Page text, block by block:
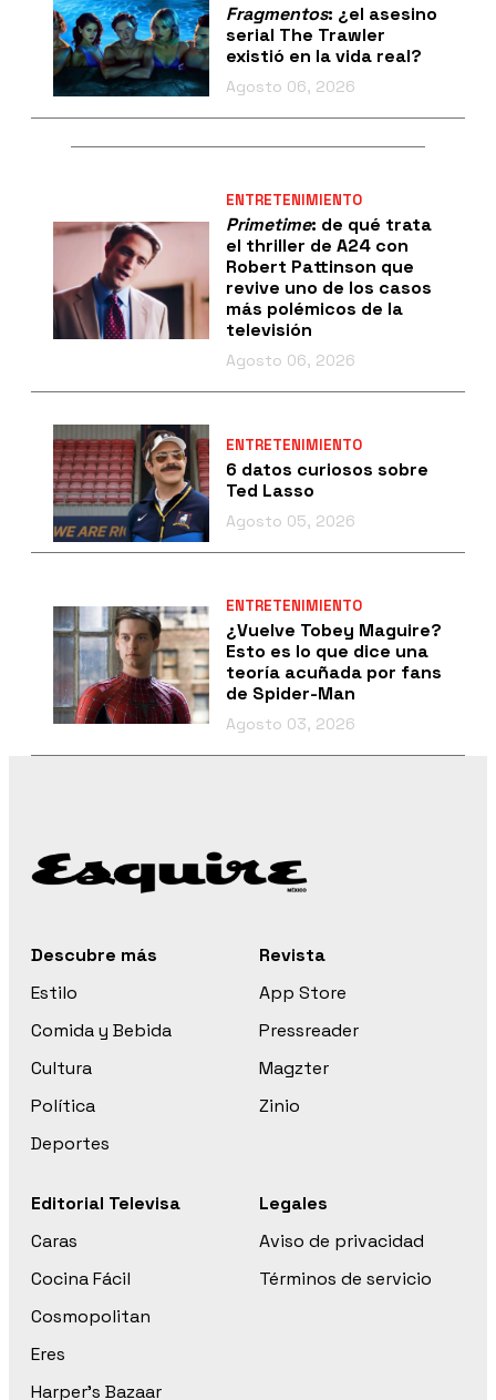
Fragmentos: ¿el asesino
serial The Trawler
existió en la vida real?
Agosto 06, 2026
ENTRETENIMIENTO
Primetime: de qué trata
el thriller de A24 con
Robert Pattinson que
revive uno de los casos
más polémicos de la
televisión
Agosto 06, 2026
ENTRETENIMIENTO
6 datos curiosos sobre
Ted Lasso
Agosto 05, 2026
ENTRETENIMIENTO
¿Vuelve Tobey Maguire?
Esto es lo que dice una
teoría acuñada por fans
de Spider-Man
Agosto 03, 2026
Descubre más
Estilo
Comida y Bebida
Cultura
Política
Deportes
Revista
App Store
Pressreader
Magzter
Zinio
Editorial Televisa
Caras
Cocina Fácil
Cosmopolitan
Eres
Harper’s Bazaar
Legales
Aviso de privacidad
Términos de servicio